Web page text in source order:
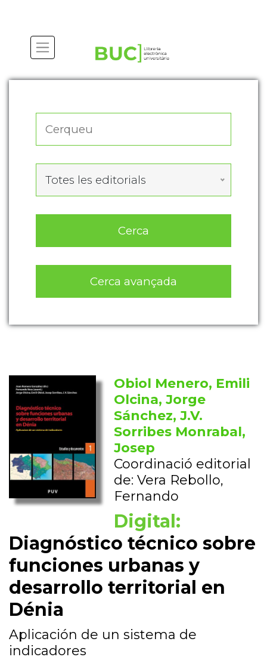
Totes les editorials
Cerca
Cerca avançada
Obiol Menero, Emili
Olcina, Jorge
Sánchez, J.V.
Sorribes Monrabal,
Josep
Coordinació editorial
de: Vera Rebollo,
Fernando
Digital:
Diagnóstico técnico sobre
funciones urbanas y
desarrollo territorial en
Dénia
Aplicación de un sistema de
indicadores